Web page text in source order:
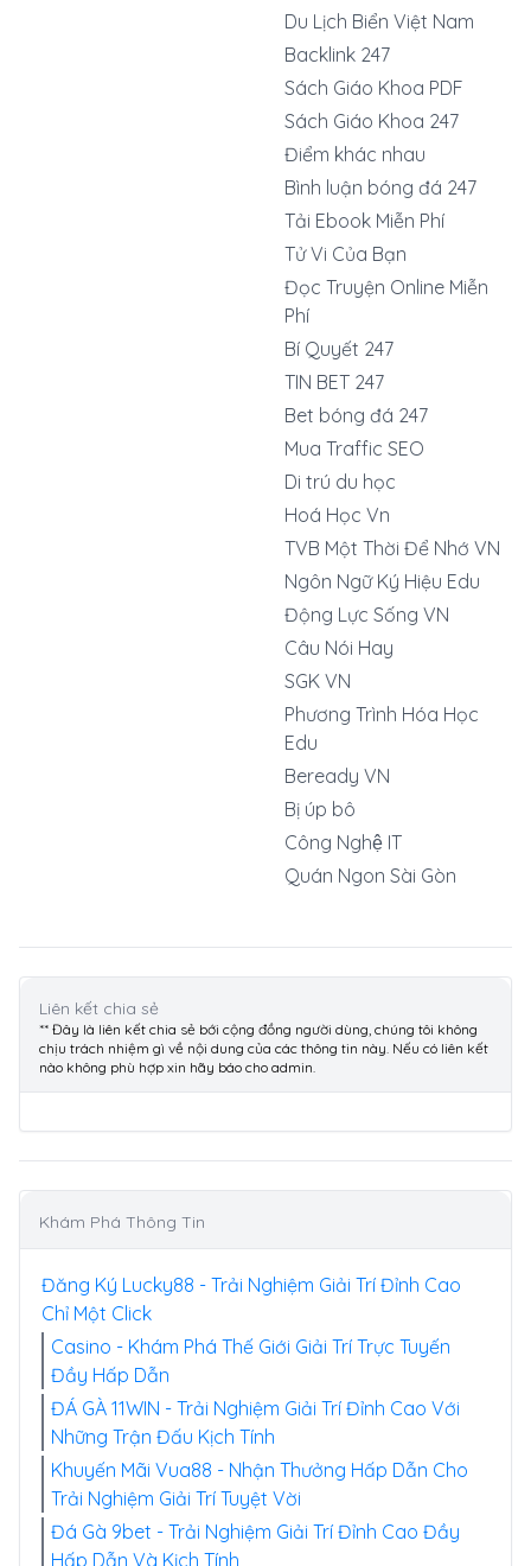
Du Lịch Biển Việt Nam
Backlink 247
Sách Giáo Khoa PDF
Sách Giáo Khoa 247
Điểm khác nhau
Bình luận bóng đá 247
Tải Ebook Miễn Phí
Tử Vi Của Bạn
Đọc Truyện Online Miễn
Phí
Bí Quyết 247
TIN BET 247
Bet bóng đá 247
Mua Traffic SEO
Di trú du học
Hoá Học Vn
TVB Một Thời Để Nhớ VN
Ngôn Ngữ Ký Hiệu Edu
Động Lực Sống VN
Câu Nói Hay
SGK VN
Phương Trình Hóa Học
Edu
Beready VN
Bị úp bô
Công Nghệ IT
Quán Ngon Sài Gòn
Liên kết chia sẻ
** Đây là liên kết chia sẻ bới cộng đồng người dùng, chúng tôi không
chịu trách nhiệm gì về nội dung của các thông tin này. Nếu có liên kết
nào không phù hợp xin hãy báo cho admin.
Khám Phá Thông Tin
Đăng Ký Lucky88 - Trải Nghiệm Giải Trí Đỉnh Cao
Chỉ Một Click
Casino - Khám Phá Thế Giới Giải Trí Trực Tuyến
Đầy Hấp Dẫn
ĐÁ GÀ 11WIN - Trải Nghiệm Giải Trí Đỉnh Cao Với
Những Trận Đấu Kịch Tính
Khuyến Mãi Vua88 - Nhận Thưởng Hấp Dẫn Cho
Trải Nghiệm Giải Trí Tuyệt Vời
Đá Gà 9bet - Trải Nghiệm Giải Trí Đỉnh Cao Đầy
Hấp Dẫn Và Kịch Tính